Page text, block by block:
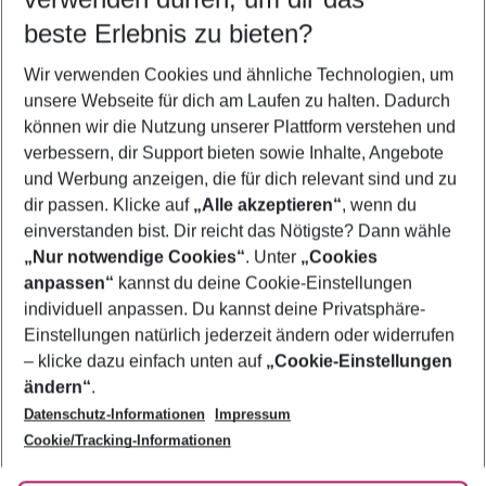
5-8 Nächte
2 Erwachsene Keine Kinder
Mehr Filter anzeigen
Footer
Footer navigation
Über uns
AGB
Bestpreisgarantie
Cookie-Einstellungen ändern
Cookie-Richtlinie
Agenturbetreuung
Barrierefreies Reisen
Folge uns
beste Erlebnis zu bieten?
Wir verwenden Cookies und ähnliche Technologien, um
unsere Webseite für dich am Laufen zu halten. Dadurch
können wir die Nutzung unserer Plattform verstehen und
verbessern, dir Support bieten sowie Inhalte, Angebote
und Werbung anzeigen, die für dich relevant sind und zu
dir passen. Klicke auf „Alle akzeptieren“, wenn du
einverstanden bist. Dir reicht das Nötigste? Dann wähle
„Nur notwendige Cookies“. Unter „Cookies
anpassen“ kannst du deine Cookie-Einstellungen
individuell anpassen. Du kannst deine Privatsphäre-
Einstellungen natürlich jederzeit ändern oder widerrufen
– klicke dazu einfach unten auf „Cookie-Einstellungen
ändern“.
Datenschutz-Informationen
Impressum
Cookie/Tracking-Informationen